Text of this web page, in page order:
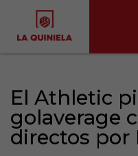
El Athletic
golaverage
directos por